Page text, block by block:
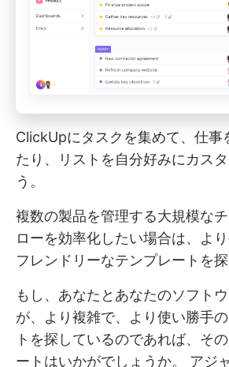
ClickUpにタスクを集めて、仕事
たり、リストを自分好みにカス
う。
複数の製品を管理する大規模な
ローを効率化したい場合は、よ
フレンドリーなテンプレートを探
もし、あなたとあなたのソフト
が、より複雑で、より使い勝手
トを探しているのであれば、そ
ートはいかがでしょうか。 アジ